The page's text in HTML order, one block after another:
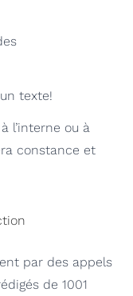
texte!
l’interne ou à
constance et
par des appels
de 1001